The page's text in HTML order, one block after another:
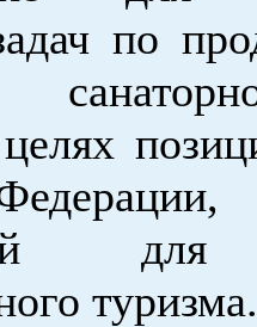
по
туризма.